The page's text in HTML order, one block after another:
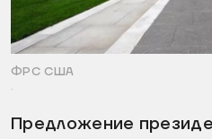
ФРС США
.
Предложение